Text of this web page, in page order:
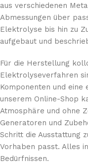
aus verschiedenen
Abmessungen über
Elektrolyse bis hin zu
aufgebaut und
Für die Herstellung
Elektrolyseverfahren
Komponenten und eine
unserem Online-Shop
Atmosphäre und ohne
Generatoren und
Schritt die Ausstattung
Vorhaben passt. Alles
Bedürfnissen.